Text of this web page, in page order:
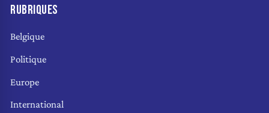
RUBRIQUES
Belgique
Politique
Europe
International